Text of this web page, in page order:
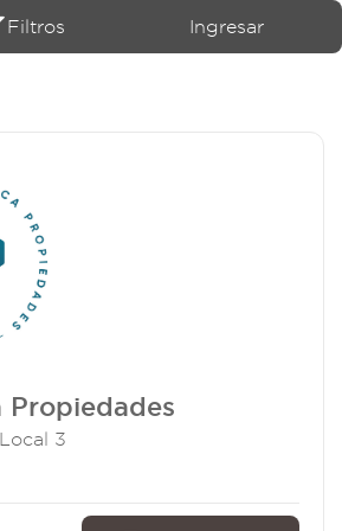
Filtros Ingresar
Propiedades
3